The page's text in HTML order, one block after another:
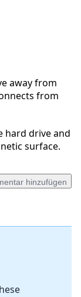
away from
from
hard drive and
surface.
hinzufügen